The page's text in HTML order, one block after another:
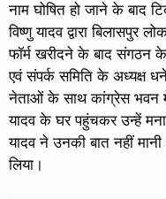
नाम घोषित हो जाने के बाद
विष्णु यादव द्वारा
फॉर्म खरीदने के बाद संगठन
एवं संपर्क समिति के अध्यक्ष
नेताओं के साथ कांग्रेस भवन
यादव के घर पहुंचकर उन्हें
यादव ने उनकी बात नहीं
लिया।